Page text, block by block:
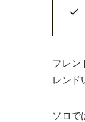
フレン
レンド
ソロで